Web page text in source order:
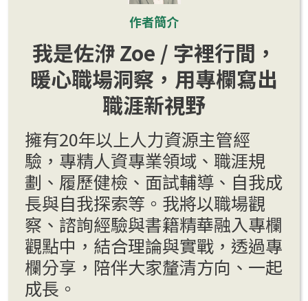
作者簡介
我是佐洢 Zoe / 字裡行間，
暖心職場洞察，用專欄寫出
職涯新視野
擁有20年以上人力資源主管經
驗，專精人資專業領域、職涯規
劃、履歷健檢、面試輔導、自我成
長與自我探索等。我將以職場觀
察、諮詢經驗與書籍精華融入專欄
觀點中，結合理論與實戰，透過專
欄分享，陪伴大家釐清方向、一起
成長。